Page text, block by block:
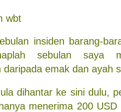
wbt
insiden barang-
sebulan saya
daripada emak dan ayah
dihantar ke sini dulu,
menerima 200 USD